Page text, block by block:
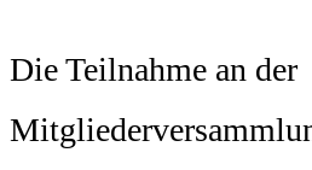
Die Teilnahme an der